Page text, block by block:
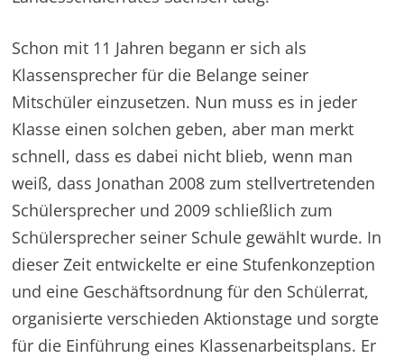
Schon mit 11 Jahren begann er sich als
Klassensprecher für die Belange seiner
Mitschüler einzusetzen. Nun muss es in jeder
Klasse einen solchen geben, aber man merkt
schnell, dass es dabei nicht blieb, wenn man
weiß, dass Jonathan 2008 zum stellvertretenden
Schülersprecher und 2009 schließlich zum
Schülersprecher seiner Schule gewählt wurde. In
dieser Zeit entwickelte er eine Stufenkonzeption
und eine Geschäftsordnung für den Schülerrat,
organisierte verschieden Aktionstage und sorgte
für die Einführung eines Klassenarbeitsplans. Er